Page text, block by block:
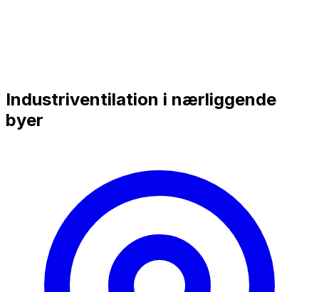
Industriventilation i nærliggende
byer